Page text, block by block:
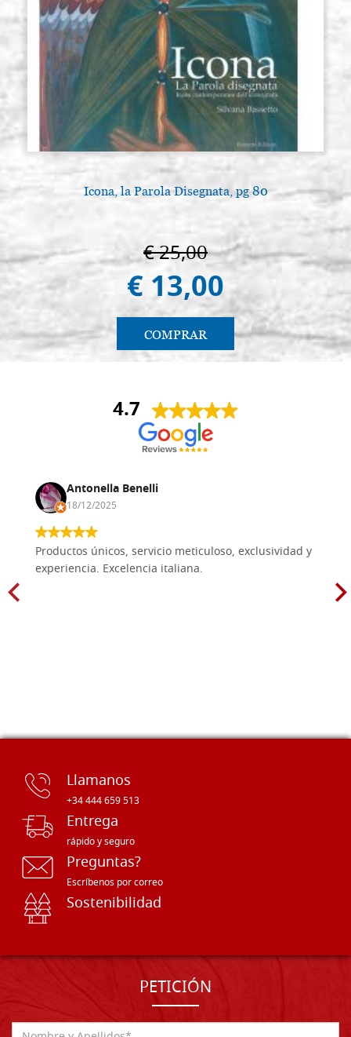
Icona, la Parola Disegnata, pg 80
€ 25,00
€ 13,00
COMPRAR
4.7
Antonella Benelli
18/12/2025
Productos únicos, servicio meticuloso, exclusividad y
experiencia. Excelencia italiana.
Llamanos
+34 444 659 513
Entrega
rápido y seguro
Preguntas?
Escríbenos por correo
Sostenibilidad
PETICIÓN